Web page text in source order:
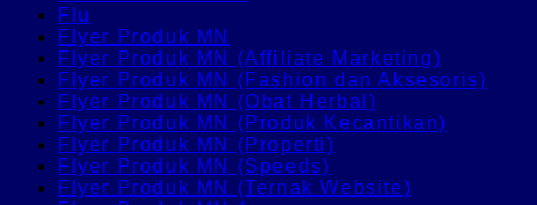
Flu
Flyer Produk MN
Flyer Produk MN (Affiliate Marketing)
Flyer Produk MN (Fashion dan Aksesoris)
Flyer Produk MN (Obat Herbal)
Flyer Produk MN (Produk Kecantikan)
Flyer Produk MN (Properti)
Flyer Produk MN (Speeds)
Flyer Produk MN (Ternak Website)